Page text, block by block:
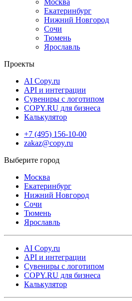
Екатеринбург
Нижний Новгород
Сочи
Тюмень
Ярославль
Проекты
AI Copy.ru
API и интеграции
Сувениры с логотипом
COPY.RU для бизнеса
Калькулятор
+7 (495) 156-10-00
zakaz@copy.ru
Москва
Екатеринбург
Нижний Новгород
Сочи
Тюмень
Ярославль
AI Copy.ru
API и интеграции
Сувениры с логотипом
COPY.RU для бизнеса
Калькулятор